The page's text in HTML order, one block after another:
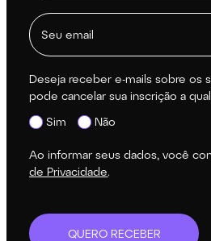
Deseja receber e-mails sobre os
pode cancelar sua inscrição a
Sim
Não
Ao informar seus dados, você
de Privacidade.
QUERO RECEBER